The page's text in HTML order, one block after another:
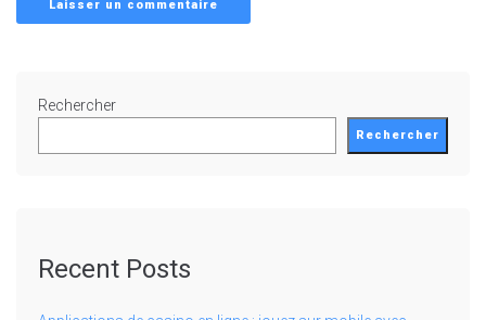
Rechercher
Rechercher
Recent Posts